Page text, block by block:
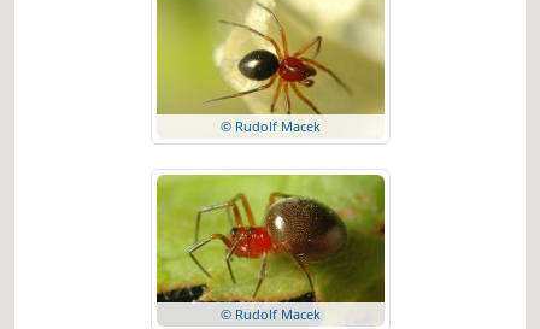
© Rudolf Macek
© Rudolf Macek